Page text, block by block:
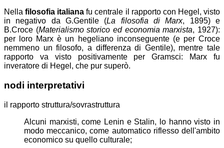
Nellafilosofia italiana fu centrale il rapporto con Hegel, visto
in negativo da G.Gentile (La filosofia di Marx, 1895) e
B.Croce (Materialismo storico ed economia marxista, 1927):
per loro Marx è un hegeliano inconseguente (e per Croce
nemmeno un filosofo, a differenza di Gentile), mentre tale
rapporto va visto positivamente per Gramsci: Marx fu
inveratore di Hegel, che pur superò.
nodi interpretativi
il rapporto struttura/sovrastruttura
Alcuni marxisti, come Lenin e Stalin, lo hanno visto in
modo meccanico, come automatico riflesso dell'ambito
economico su quello culturale;